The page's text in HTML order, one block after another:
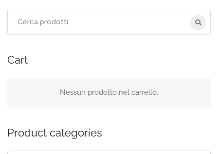
Cart
Nessun prodotto nel carrello.
Product categories